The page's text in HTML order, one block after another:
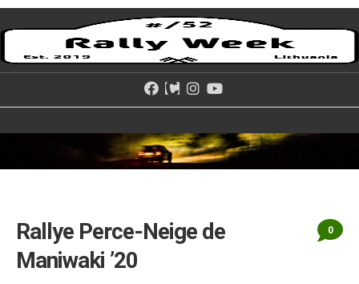
Skip
to
Rallye Perce-Neige de
Maniwaki ’20
0